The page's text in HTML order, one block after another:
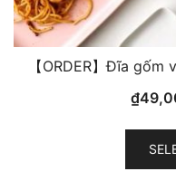
【ORDER】Đĩa gốm
₫